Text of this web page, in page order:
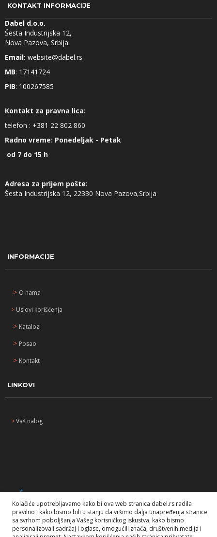
KONTAKT INFORMACIJE
Dabel d.o.o.
Šesta Industrijska 12,
Nova Pazova, Srbija
Email: website@dabel.rs
MB: 17141724
PIB: 100267585
Kontakt za pravna lica:
telefon : +381 22 802 860
Radno vreme: Ponedeljak - Petak
od 7 do 15 h
Adresa za prijem pošte:
Šesta Industrijska 12, 22330 Nova Pazova,Srbija
INFORMACIJE
> O nama
> Uslovi korišćenja
> Katalozi
> Posao
> Kontakt
LINKOVI
>Vaš nalog
_ *
Kolačiće upotrebljavamo kako bi ova web stranica dabel.rs radila
pravilno i kako bismo bili u stanju da vršimo dalja unapređenja stranice
sa svrhom poboljšanja Vašeg korisničkog iskustva, kako bismo
personalizovali sadržaj i oglase, omogućili značaj društvenih medija i